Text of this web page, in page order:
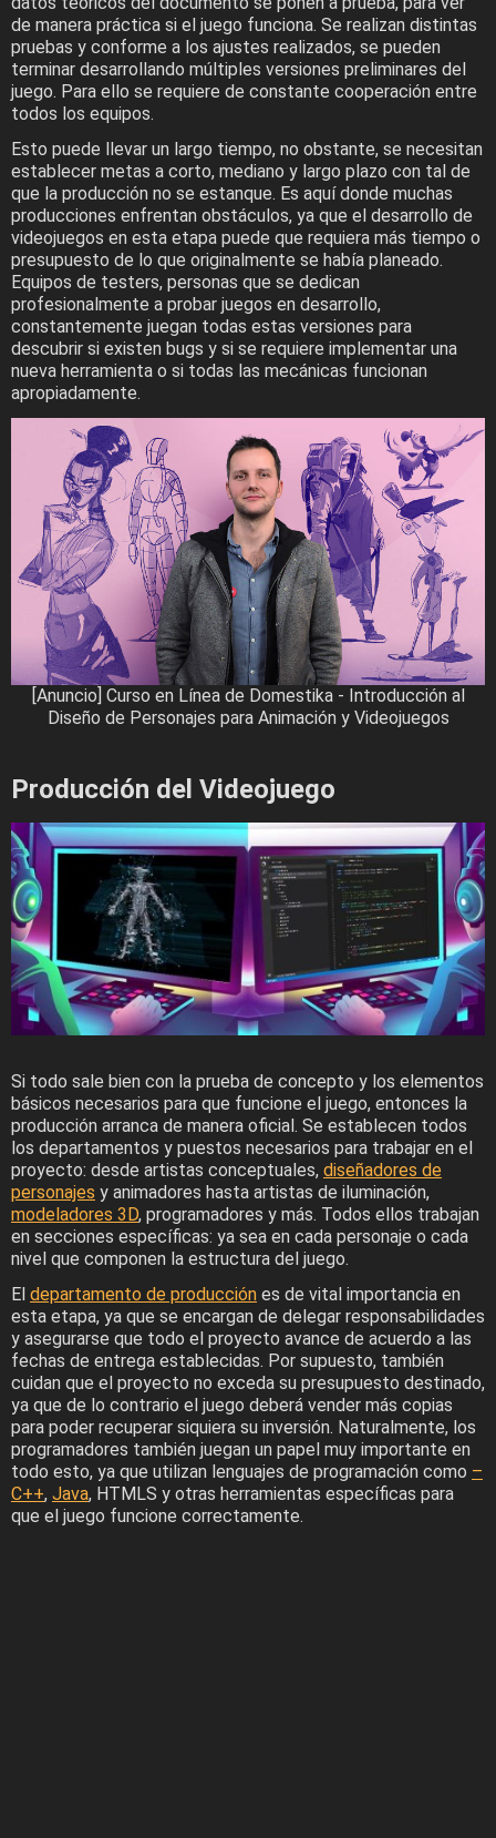
de manera práctica si el juego funciona. Se realizan distintas
pruebas y conforme a los ajustes realizados, se pueden
terminar desarrollando múltiples versiones preliminares del
juego. Para ello se requiere de constante cooperación entre
todos los equipos.
Esto puede llevar un largo tiempo, no obstante, se necesitan
establecer metas a corto, mediano y largo plazo con tal de
que la producción no se estanque. Es aquí donde muchas
producciones enfrentan obstáculos, ya que el desarrollo de
videojuegos en esta etapa puede que requiera más tiempo o
presupuesto de lo que originalmente se había planeado.
Equipos de testers, personas que se dedican
profesionalmente a probar juegos en desarrollo,
constantemente juegan todas estas versiones para
descubrir si existen bugs y si se requiere implementar una
nueva herramienta o si todas las mecánicas funcionan
apropiadamente.
[Anuncio] Curso en Línea de Domestika - Introducción al
Diseño de Personajes para Animación y Videojuegos
Producción del Videojuego
Si todo sale bien con la prueba de concepto y los elementos
básicos necesarios para que funcione el juego, entonces la
producción arranca de manera oficial. Se establecen todos
los departamentos y puestos necesarios para trabajar en el
proyecto: desde artistas conceptuales, diseñadores de
personajes y animadores hasta artistas de iluminación,
modeladores 3D, programadores y más. Todos ellos trabajan
en secciones específicas: ya sea en cada personaje o cada
nivel que componen la estructura del juego.
El departamento de producción es de vital importancia en
esta etapa, ya que se encargan de delegar responsabilidades
y asegurarse que todo el proyecto avance de acuerdo a las
fechas de entrega establecidas. Por supuesto, también
cuidan que el proyecto no exceda su presupuesto destinado,
ya que de lo contrario el juego deberá vender más copias
para poder recuperar siquiera su inversión. Naturalmente, los
programadores también juegan un papel muy importante en
todo esto, ya que utilizan lenguajes de programación como –
C++, Java, HTMLS y otras herramientas específicas para
que el juego funcione correctamente.